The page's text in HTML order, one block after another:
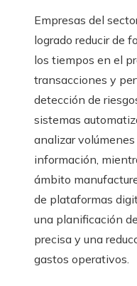
Empresas del
logrado reducir de
los tiempos en el
transacciones y
detección de
sistemas
analizar
información,
ámbito
de plataformas
una planificación
precisa y una
gastos operativos.